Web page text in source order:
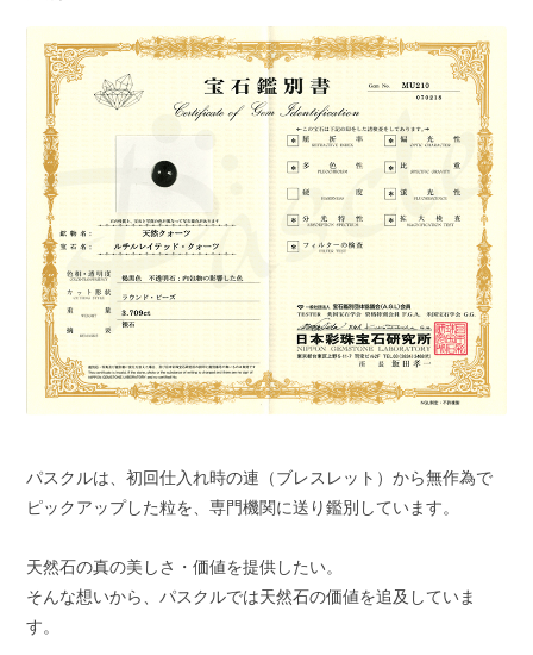
パスクルは、初回仕入れ時の連（ブレスレット）から無作為で
ピックアップした粒を、専門機関に送り鑑別しています。
天然石の真の美しさ・価値を提供したい。
そんな想いから、パスクルでは天然石の価値を追及していま
す。